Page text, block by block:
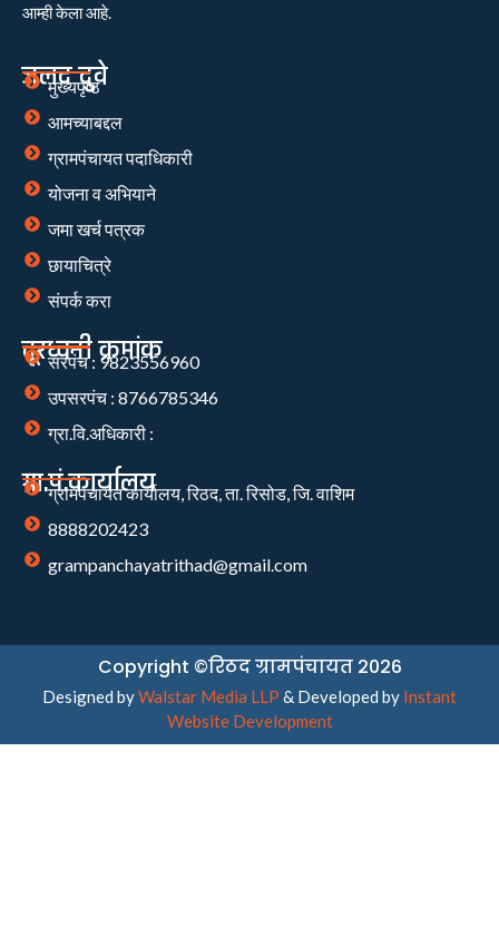
आम्ही केला आहे.
जलद दुवे
मुख्यपृष्ठ
आमच्याबद्दल
ग्रामपंचायत पदाधिकारी
योजना व अभियाने
जमा खर्च पत्रक
छायाचित्रे
संपर्क करा
दूरध्वनी क्रमांक
सरपंच : 9823556960
उपसरपंच : 8766785346
ग्रा.वि.अधिकारी :
ग्रा.पं.कार्यालय
ग्रामपंचायत कार्यालय, रिठद, ता. रिसोड, जि. वाशिम
8888202423
grampanchayatrithad@gmail.com
Copyright ©रिठद ग्रामपंचायत 2026
Designed byWalstar Media LLP & Developed by Instant
Website Development